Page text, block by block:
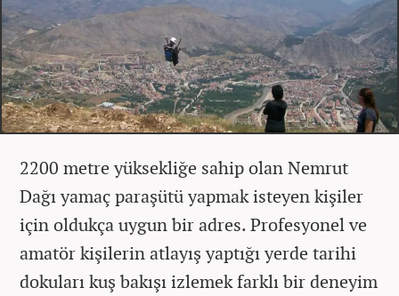
2200 metre yüksekliğe sahip olan Nemrut
Dağı yamaç paraşütü yapmak isteyen kişiler
için oldukça uygun bir adres. Profesyonel ve
amatör kişilerin atlayış yaptığı yerde tarihi
dokuları kuş bakışı izlemek farklı bir deneyim